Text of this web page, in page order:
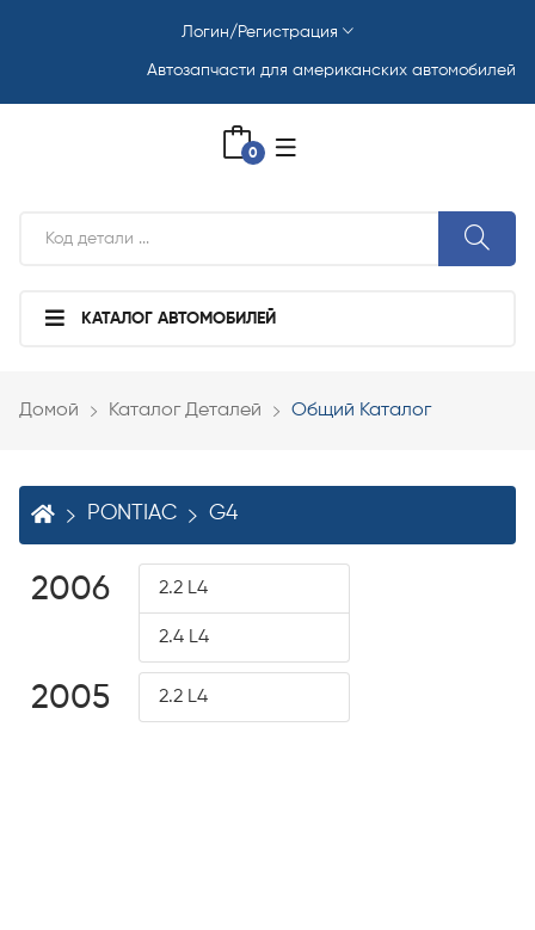
Автозапчасти для американских автомобилей
Логин/Регистрация
0
КАТАЛОГ АВТОМОБИЛЕЙ
Домой Каталог Деталей Общий Каталог
PONTIAC G4
2006 2.2 L4
2.4 L4
2005 2.2 L4